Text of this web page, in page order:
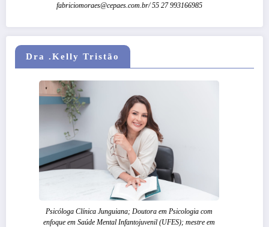
fabriciomoraes@cepaes.com.br/ 55 27 993166985
Dra .Kelly Tristão
Psicóloga Clínica Junguiana; Doutora em Psicologia com
enfoque em Saúde Mental Infantojuvenil (UFES); mestre em